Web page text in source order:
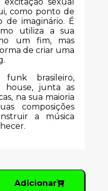
como ponto de
de imaginário. É
utiliza a sua
um fim, mas
de criar uma
brasileiro,
house, junta as
na sua maioria
composições
a música
Adicionar